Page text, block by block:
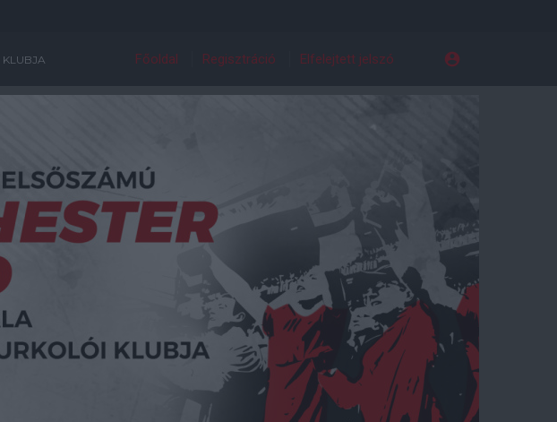
Főoldal Regisztráció Elfelejtett jelszó